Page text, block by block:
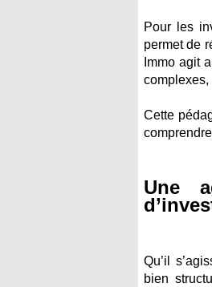
Pour les
permet de
Immo agit
complexes,
Cette
Une
Qu’il
bien